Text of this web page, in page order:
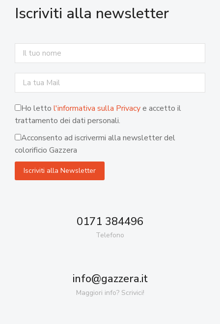
Iscriviti alla newsletter
Ho letto l'informativa sulla Privacye accetto il
trattamento dei dati personali.
Acconsento ad iscrivermi alla newsletter del
colorificio Gazzera
0171 384496
Telefono
info@gazzera.it
Maggiori info? Scrivici!